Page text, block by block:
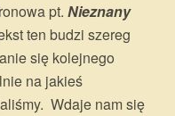
pt. Nieznany
ten budzi szereg
się kolejnego
na jakieś
Wdaje nam się